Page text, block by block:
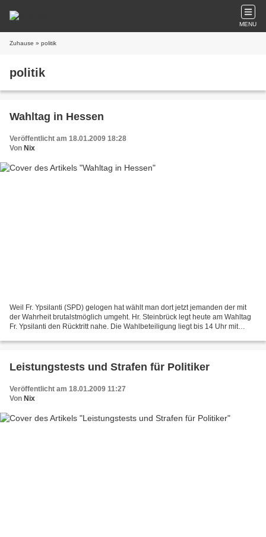
MENU
Zuhause » politik
politik
Wahltag in Hessen
Veröffentlicht am 18.01.2009 18:28
Von Nix
Weil Fr. Ypsilanti (SPD) gelogen hat wählt man dort jetzt jemanden der mit
der Wahrheit brutalstmöglich umgeht. Hr. Steinbrück legt heute am Wahltag
Fr. Ypsilanti den Rücktritt nahe. Die Wahlbeteiligung liegt bis 14 Uhr mit
Leistungstests und Strafen für Politiker
Veröffentlicht am 18.01.2009 11:27
Von Nix